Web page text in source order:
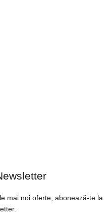
mai noi oferte, abonează-te la